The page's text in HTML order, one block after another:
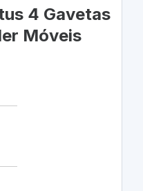
4 Gavetas
Móveis